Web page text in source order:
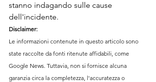
stanno indagando sulle cause
dell'incidente.
Disclaimer:
Le informazioni contenute in questo articolo sono
state raccolte da fonti ritenute affidabili, come
Google News. Tuttavia, non si fornisce alcuna
garanzia circa la completezza, l'accuratezza o